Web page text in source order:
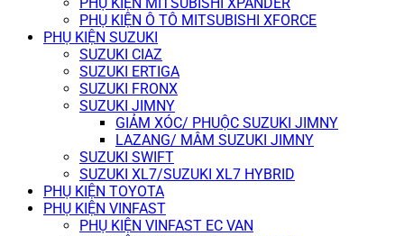
PHỤ KIỆN Ô TÔ MITSUBISHI XFORCE
PHỤ KIỆN SUZUKI
SUZUKI CIAZ
SUZUKI ERTIGA
SUZUKI FRONX
SUZUKI JIMNY
GIẢM XÓC/ PHUỘC SUZUKI JIMNY
LAZANG/ MÂM SUZUKI JIMNY
SUZUKI SWIFT
SUZUKI XL7/SUZUKI XL7 HYBRID
PHỤ KIỆN TOYOTA
PHỤ KIỆN VINFAST
PHỤ KIỆN VINFAST EC VAN